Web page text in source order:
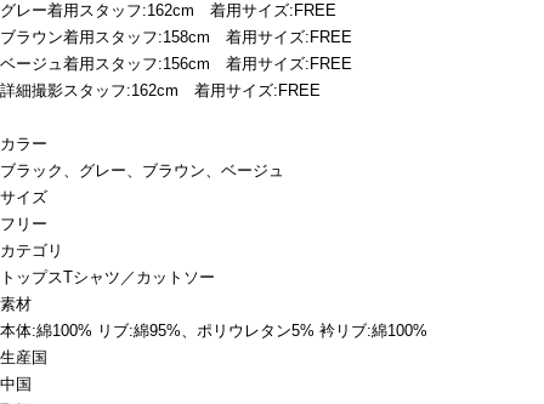
グレー着用スタッフ:162cm 着用サイズ:FREE
ブラウン着用スタッフ:158cm 着用サイズ:FREE
ベージュ着用スタッフ:156cm 着用サイズ:FREE
詳細撮影スタッフ:162cm 着用サイズ:FREE
カラー
ブラック、グレー、ブラウン、ベージュ
サイズ
フリー
カテゴリ
トップスTシャツ／カットソー
素材
本体:綿100% リブ:綿95%、ポリウレタン5% 衿リブ:綿100%
生産国
中国